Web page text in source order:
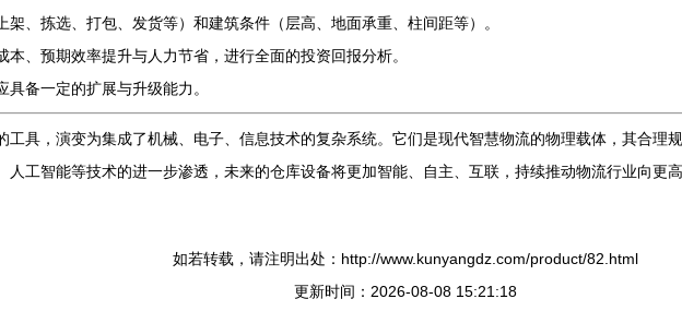
架、拣选、打包、发货等）和建筑条件（层高、地面承重、柱间距等）。
本、预期效率提升与人力节省，进行全面的投资回报分析。
具备一定的扩展与升级能力。
工具，演变为集成了机械、电子、信息技术的复杂系统。它们是现代智慧物流的物理载体，其合理
工智能等技术的进一步渗透，未来的仓库设备将更加智能、自主、互联，持续推动物流行业向更
如若转载，请注明出处：http://www.kunyangdz.com/product/82.html
更新时间：2026-08-08 15:21:18